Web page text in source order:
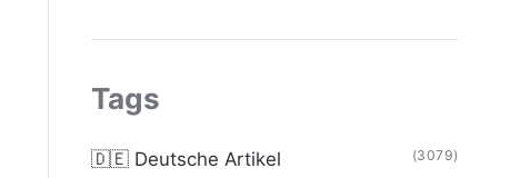
Tags
🇩🇪 Deutsche Artikel (3079)